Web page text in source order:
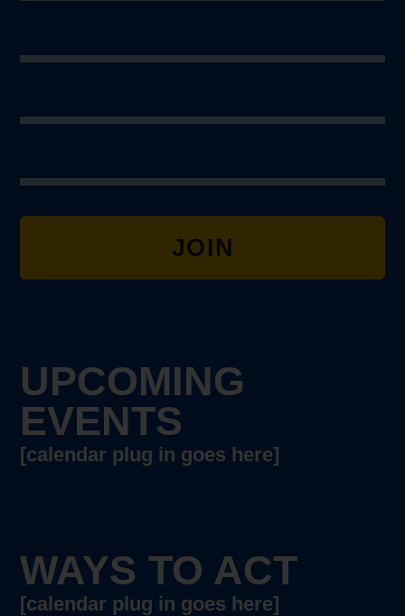
JOIN
UPCOMING
EVENTS
[calendar plug in goes here]
WAYS TO ACT
[calendar plug in goes here]